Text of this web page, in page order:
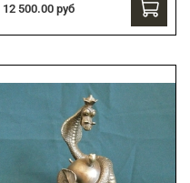
12 500.00 руб